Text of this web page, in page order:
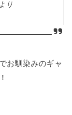
り
お馴染みのギャ